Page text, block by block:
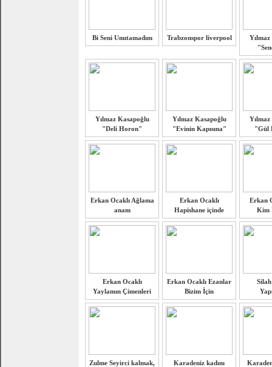
Bi Seni Unutamadım Trabzonspor liverpool
Yılmaz Kasapoğlu
"Deli Horon"
Yılmaz Kasapoğlu
"Evinin Kapısına"
"Gül
Erkan Ocaklı Ağlama
anam
Erkan Ocaklı
Hapishane içinde
Erkan
Kim
Erkan Ocaklı
Yaylanun Çimenleri
Erkan Ocaklı Ezanlar
Bizim İçin
Zulme Seyirci kalmak,
Karadeniz kadını